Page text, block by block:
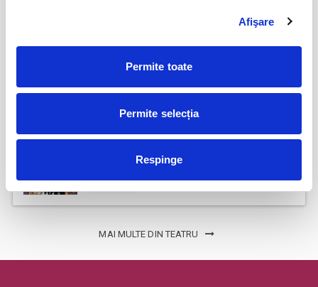
Afişare
Permite toate
Permite selecția
Respinge
Femei bune pentru barbati nebuni
Bucuresti
BILETE
22
Fanteziile sotului meu
Bucuresti
BILETE
23
MAI MULTE DIN TEATRU